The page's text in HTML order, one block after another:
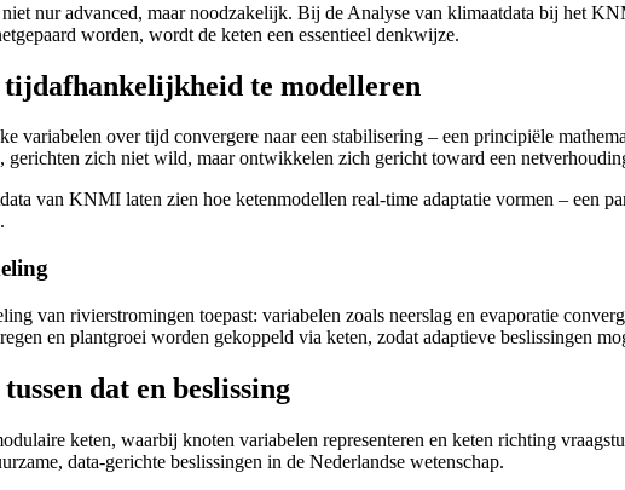
nur advanced, maar noodzakelijk. Bij de Analyse van klimaatdata bij het
worden, wordt de keten een essentieel denkwijze.
te modelleren
variabelen over tijd convergere naar een stabilisering – een principiële
zich niet wild, maar ontwikkelen zich gericht toward een
van KNMI laten zien hoe ketenmodellen real-time adaptatie vormen – een
van rivierstromingen toepast: variabelen zoals neerslag en evaporatie
en plantgroei worden gekoppeld via keten, zodat adaptieve beslissingen
dat en beslissing
keten, waarbij knoten variabelen representeren en keten richting
data-gerichte beslissingen in de Nederlandse wetenschap.